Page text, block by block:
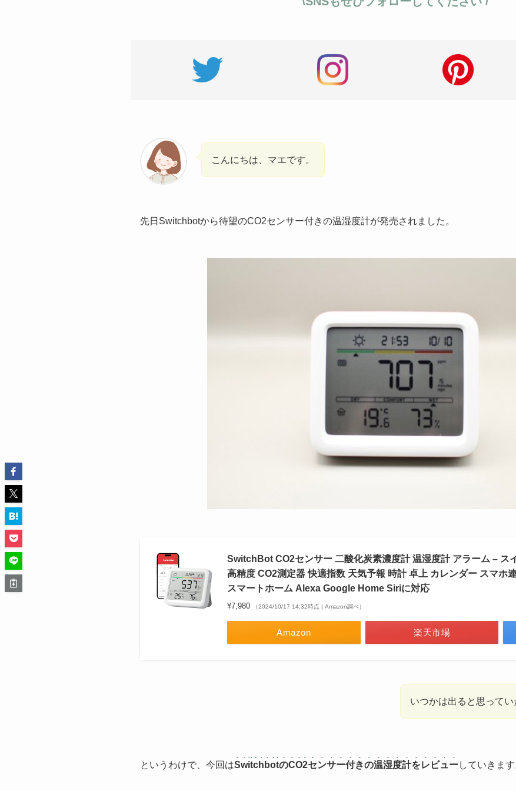
こんにちは、マエです。
先日Switchbotから待望のCO2センサー付きの温湿度計が発売されました。
SwitchBot CO2センサー 二酸化炭素濃度計 温湿度計 アラーム – ス
高精度 CO2測定器 快適指数 天気予報 時計 卓上 カレンダー スマホ
スマートホーム Alexa Google Home Siriに対応
¥7,980 （2024/10/17 14:32時点 | Amazon調べ）
Amazon 楽天市場
いつかは出ると思ってい
というわけで、今回はSwitchbotのCO2センサー付きの温湿度計をレビューしていきます